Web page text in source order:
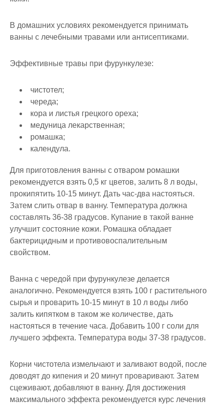
В домашних условиях рекомендуется принимать
ванны с лечебными травами или антисептиками.
Эффективные травы при фурункулезе:
чистотел;
череда;
кора и листья грецкого ореха;
медуница лекарственная;
ромашка;
календула.
Для приготовления ванны с отваром ромашки
рекомендуется взять 0,5 кг цветов, залить 8 л воды,
прокипятить 10-15 минут. Дать час-два настояться.
Затем слить отвар в ванну. Температура должна
составлять 36-38 градусов. Купание в такой ванне
улучшит состояние кожи. Ромашка обладает
бактерицидным и противовоспалительным
свойством.
Ванна с чередой при фурункулезе делается
аналогично. Рекомендуется взять 100 г растительного
сырья и проварить 10-15 минут в 10 л воды либо
залить кипятком в таком же количестве, дать
настояться в течение часа. Добавить 100 г соли для
лучшего эффекта. Температура воды 37-38 градусов.
Корни чистотела измельчают и заливают водой, после
доводят до кипения и 20 минут проваривают. Затем
сцеживают, добавляют в ванну. Для достижения
максимального эффекта рекомендуется курс лечения